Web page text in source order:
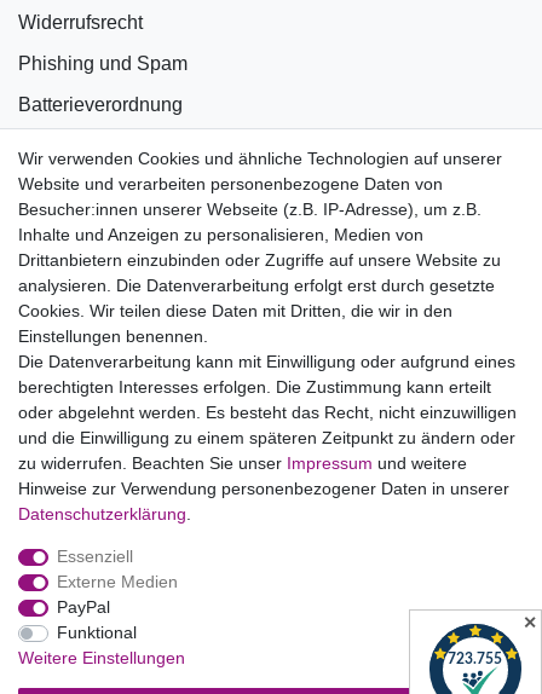
Wir verwenden Cookies und ähnliche Technologien auf unserer
Website und verarbeiten personenbezogene Daten von
Besucher:innen unserer Webseite (z.B. IP-Adresse), um z.B.
Inhalte und Anzeigen zu personalisieren, Medien von
Drittanbietern einzubinden oder Zugriffe auf unsere Website zu
analysieren. Die Datenverarbeitung erfolgt erst durch gesetzte
Cookies. Wir teilen diese Daten mit Dritten, die wir in den
Einstellungen benennen.
Die Datenverarbeitung kann mit Einwilligung oder aufgrund eines
berechtigten Interesses erfolgen. Die Zustimmung kann erteilt
oder abgelehnt werden. Es besteht das Recht, nicht einzuwilligen
und die Einwilligung zu einem späteren Zeitpunkt zu ändern oder
zu widerrufen. Beachten Sie unser Impressum und weitere
Hinweise zur Verwendung personenbezogener Daten in unserer
Daten­schutz­erklärung
Essenziell
Externe Medien
PayPal
Funktional
Weitere Einstellungen
Widerrufsrecht
Phishing und Spam
Batterieverordnung
Bildnachweise
AGB
Vertrag widerrufen
B2BKunden
Zum Händlerbereich
PrivatKunden
Neukundenanmeldung
Mein Konto
Zahlung & Versand ✕